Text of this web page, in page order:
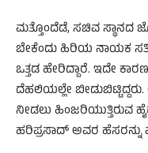
ಮತ್ತೊಂದೆಡೆ, ಸಚಿವ ಸ್ಥಾನದ
ಬೇಕೆಂದು ಹಿರಿಯ ನಾಯಕ
ಒತ್ತಡ ಹೇರಿದ್ದಾರೆ. ಇದೇ
ದೆಹಲಿಯಲ್ಲೇ
ನೀಡಲು ಹಿಂಜರಿಯುತ್ತಿರುವ
ಹರಿಪ್ರಸಾದ್ ಅವರ